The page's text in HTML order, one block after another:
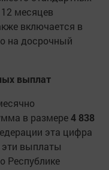
месяцев
включается в
на досрочный
выплат
в размере4 838
эта цифра
эти выплаты
Республике